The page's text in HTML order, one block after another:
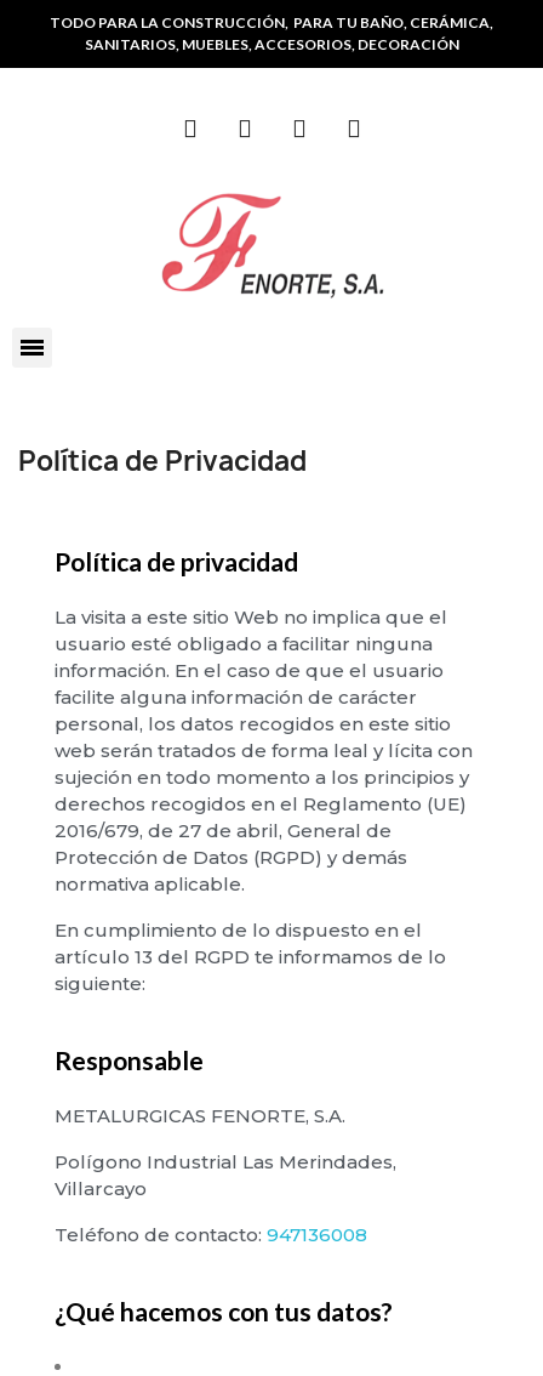
TODO PARA LA CONSTRUCCIÓN, PARA TU BAÑO, CERÁMICA,
SANITARIOS, MUEBLES, ACCESORIOS, DECORACIÓN
Política de Privacidad
Política de privacidad
La visita a este sitio Web no implica que el
usuario esté obligado a facilitar ninguna
información. En el caso de que el usuario
facilite alguna información de carácter
personal, los datos recogidos en este sitio
web serán tratados de forma leal y lícita con
sujeción en todo momento a los principios y
derechos recogidos en el Reglamento (UE)
2016/679, de 27 de abril, General de
Protección de Datos (RGPD) y demás
normativa aplicable.
En cumplimiento de lo dispuesto en el
artículo 13 del RGPD te informamos de lo
siguiente:
Responsable
METALURGICAS FENORTE, S.A.
Polígono Industrial Las Merindades,
Villarcayo
Teléfono de contacto: 947136008
¿Qué hacemos con tus datos?